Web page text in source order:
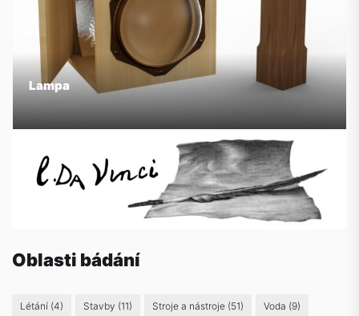
Lampa
Oblasti bádání
Létání (4) Stavby (11) Stroje a nástroje (51) Voda (9)